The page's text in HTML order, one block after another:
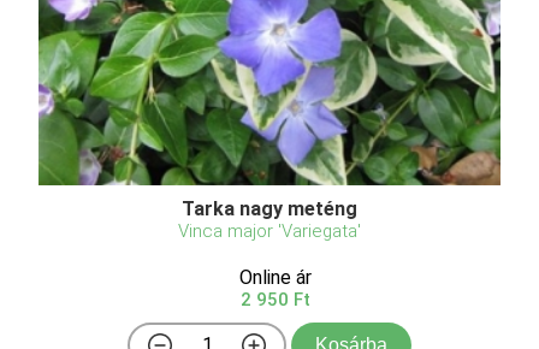
Tarka nagy meténg
Vinca major 'Variegata'
Online ár
2 950 Ft